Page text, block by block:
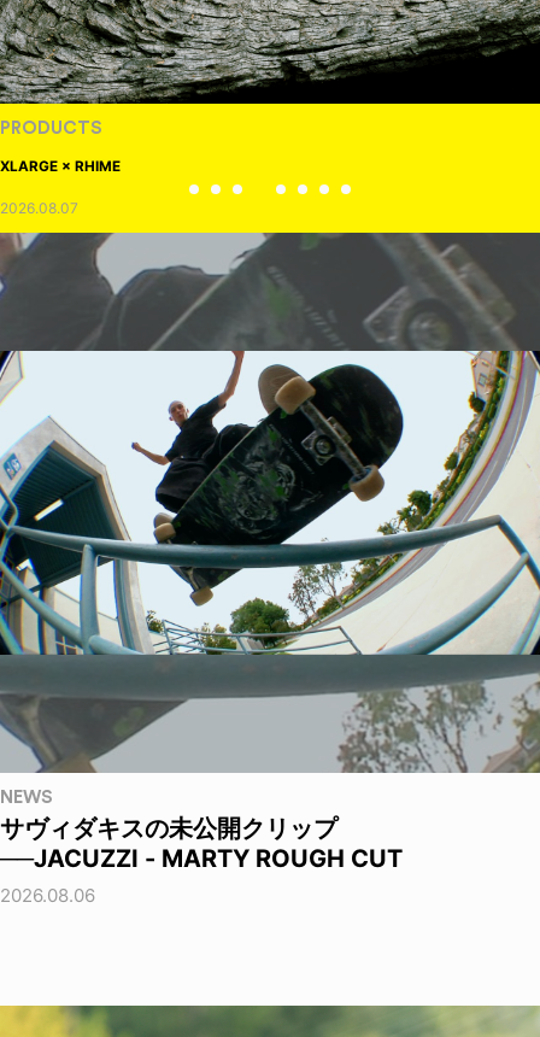
NEWS
TOBY RYAN - PRO FOR REAL
2026.08.08
NEWS
サヴィダキスの未公開クリップ
──JACUZZI - MARTY ROUGH CUT
2026.08.06